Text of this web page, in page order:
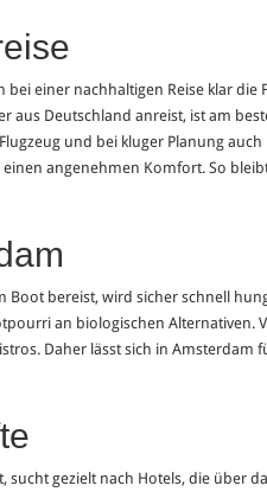
einer nachhaltigen Reise klar die
aus Deutschland anreist, ist am
und bei kluger Planung
angenehmen Komfort. So
Boot bereist, wird sicher schnell
an biologischen Alternativen.
Daher lässt sich in Amsterdam
gezielt nach Hotels, die über